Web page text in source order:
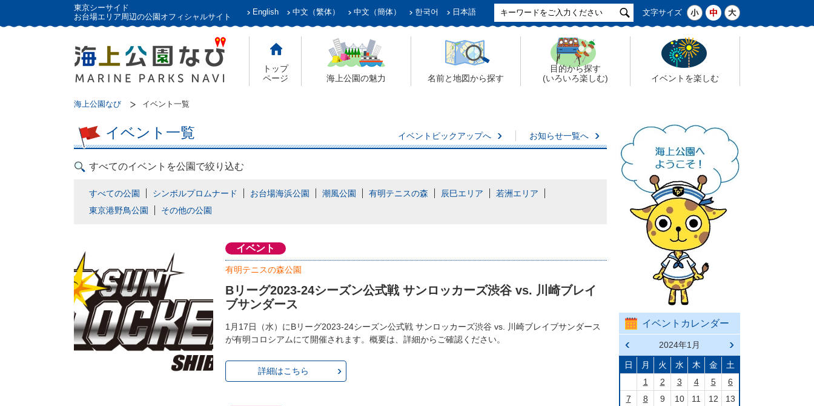
東京シーサイド
お台場エリア周辺の公園オフィシャルサイト
English 中文（繁体） 中文（簡体） 한국어 日本語 文字サイズ
トップ
ページ
海上公園の魅力 名前と地図から探す
目的から探す
(いろいろ楽しむ)
イベントを楽しむ
海上公園なび イベント一覧
イベント一覧 イベントピックアップへ お知らせ一覧へ
すべてのイベントを公園で絞り込む
すべての公園 シンボルプロムナード お台場海浜公園 潮風公園 有明テニスの森 辰巳エリア
若洲エリア
東京港野鳥公園
その他の公園
イベント
有明テニスの森公園
Bリーグ2023-24シーズン公式戦 サンロッカーズ渋谷 vs. 川崎ブレイ
ブサンダース
1月17日（水）にBリーグ2023-24シーズン公式戦 サンロッカーズ渋谷 vs. 川崎ブレイブサンダース
が有明コロシアムにて開催されます。概要は、詳細からご確認ください。
詳細はこちら
イベントカレンダー
前の
月へ
戻る
2024年1月
次の
月へ
進む
日 月 火 水 木 金
土
1
2 3 4 5
6
7
8 9 10 11 12
13